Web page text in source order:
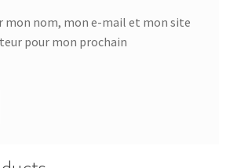
mon nom, mon e-mail et mon site
pour mon prochain